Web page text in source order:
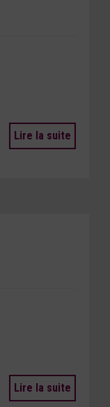
Lire la suite
Lire la suite